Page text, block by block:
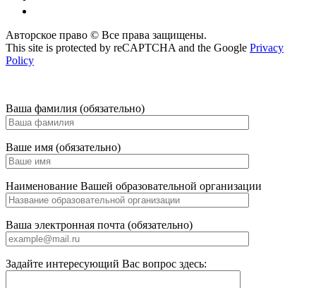
Авторское право © Все права защищены.
This site is protected by reCAPTCHA and the Google Privacy
Policy
Ваша фамилия (обязательно)
Ваше имя (обязательно)
Наименование Вашей образовательной организации
Ваша электронная почта (обязательно)
Задайте интересующий Вас вопрос здесь: